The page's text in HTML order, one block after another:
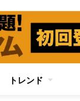
トレンド